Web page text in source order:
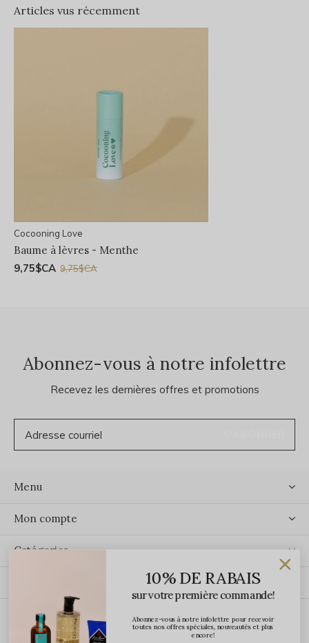
Articles vus récemment
Cocooning Love
Baume à lèvres - Menthe
9,75$CA 9,75$CA
Abonnez-vous à notre infolettre
Recevez les dernières offres et promotions
Menu
Mon compte
Catégories
ÉCRIVEZ-NOUS
10% DE RABAIS
sur votre première commande!
Abonnez-vous à notre infolettre pour recevoir
toutes nos offres spéciales, nouveautés et plus
encore!